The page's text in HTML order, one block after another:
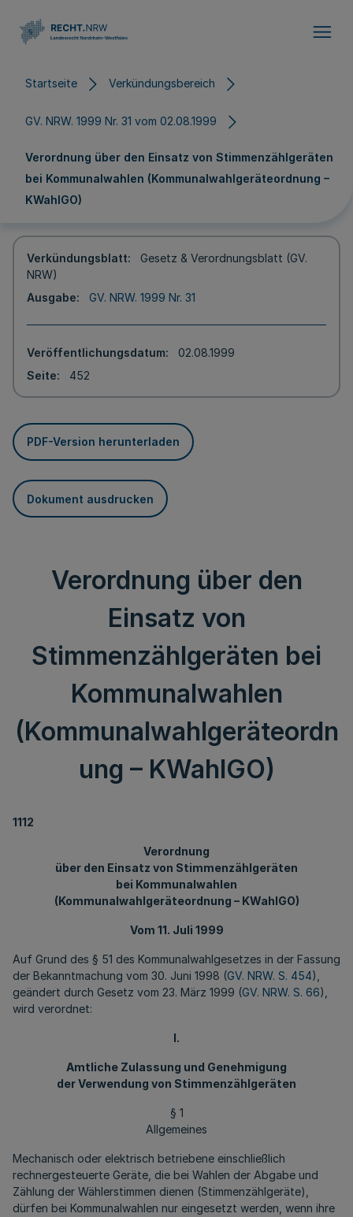
Startseite Verkündungsbereich
GV. NRW. 1999 Nr. 31 vom 02.08.1999
Verordnung über den Einsatz von Stimmenzählgeräten
bei Kommunalwahlen (Kommunalwahlgeräteordnung –
KWahlGO)
Verkündungsblatt
Gesetz & Verordnungsblatt (GV.
NRW)
Ausgabe
GV. NRW. 1999 Nr. 31
Veröffentlichungsdatum
02.08.1999
Seite
452
PDF-Version herunterladen
Dokument ausdrucken
Verordnung über den
Einsatz von
Stimmenzählgeräten bei
Kommunalwahlen
(Kommunalwahlgeräteordn
ung – KWahlGO)
1112
Verordnung
über den Einsatz von Stimmenzählgeräten
bei Kommunalwahlen
(Kommunalwahlgeräteordnung – KWahlGO)
Vom 11. Juli 1999
Auf Grund des § 51 des Kommunalwahlgesetzes in der Fassung
der Bekanntmachung vom 30. Juni 1998 (GV. NRW. S. 454),
geändert durch Gesetz vom 23. März 1999 (GV. NRW. S. 66),
wird verordnet:
I.
Amtliche Zulassung und Genehmigung
der Verwendung von Stimmenzählgeräten
§ 1
Allgemeines
Mechanisch oder elektrisch betriebene einschließlich
rechnergesteuerte Geräte, die bei Wahlen der Abgabe und
Zählung der Wählerstimmen dienen (Stimmenzählgeräte),
dürfen bei Kommunalwahlen nur eingesetzt werden, wenn ihre